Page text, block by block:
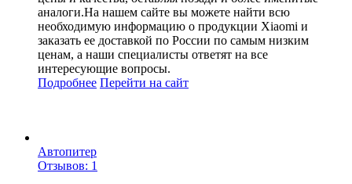
аналоги.На нашем сайте вы можете найти всю
необходимую информацию о продукции Xiaomi и
заказать ее доставкой по России по самым низким
ценам, а наши специалисты ответят на все
интересующие вопросы.
Подробнее Перейти на сайт
Автопитер
Отзывов: 1